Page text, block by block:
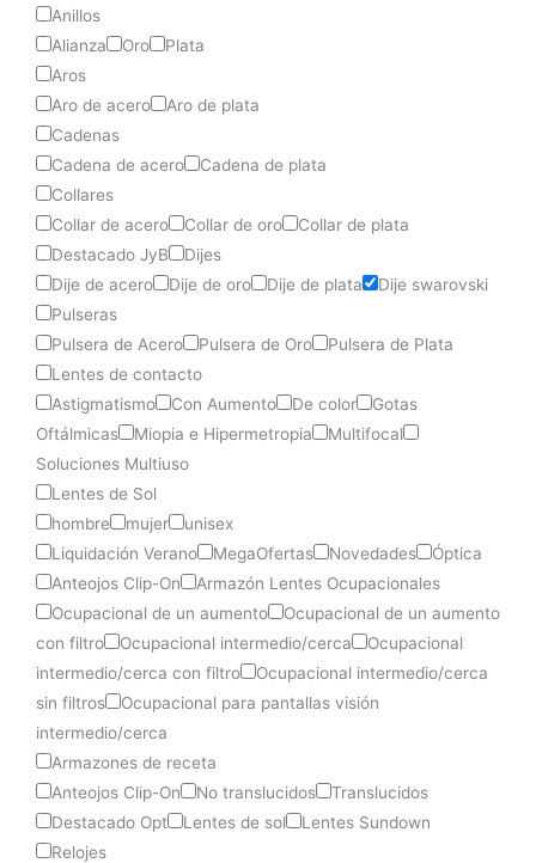
Anillos
Alianza
Oro
Plata
Aros
Aro de acero
Aro de plata
Cadenas
Cadena de acero
Cadena de plata
Collares
Collar de acero
Collar de oro
Collar de plata
Destacado JyB
Dijes
Dije de acero
Dije de oro Dije de plata
Dije swarovski
Pulseras
Pulsera de Acero
Pulsera de Oro
Pulsera de Plata
Lentes de contacto
Astigmatismo
Con Aumento De color
Gotas
Oftálmicas
Miopia e Hipermetropia
Multifocal
Soluciones Multiuso
Lentes de Sol
hombre
mujer
unisex
Liquidación Verano
MegaOfertas Novedades
Óptica
Anteojos Clip-On
Armazón Lentes Ocupacionales
Ocupacional de un aumento
Ocupacional de un aumento
con filtro
Ocupacional intermedio/cerca
Ocupacional
intermedio/cerca con filtro
Ocupacional intermedio/cerca
sin filtros
Ocupacional para pantallas visión
intermedio/cerca
Armazones de receta
Anteojos Clip-On
No translucidos
Translucidos
Destacado Opt
Lentes de sol
Lentes Sundown
Relojes